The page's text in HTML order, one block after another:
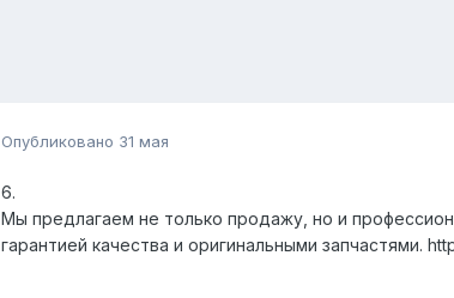
Опубликовано 31 мая
6.
Мы предлагаем не только продажу, но и
гарантией качества и оригинальными запчастями.